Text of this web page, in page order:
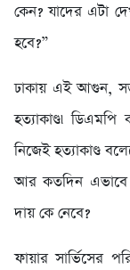
কেন? যাদের এটা
হবে?”
ঢাকায় এই আগুন,
হত্যাকাণ্ড৷
নিজেই হত্যাকাণ্ড
আর কতদিন এভাবে
দায় কে নেবে?
ফায়ার সার্ভিসের